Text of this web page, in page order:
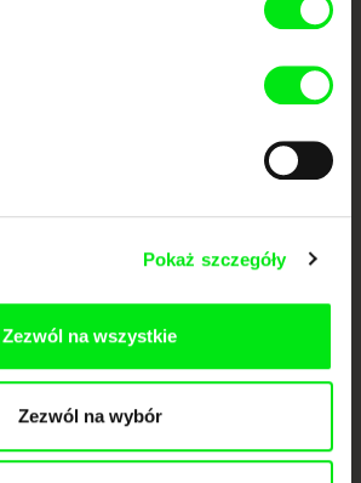
Pokaż szczegóły
Zezwól na wszystkie
Zezwól na wybór
DOK Leipzig